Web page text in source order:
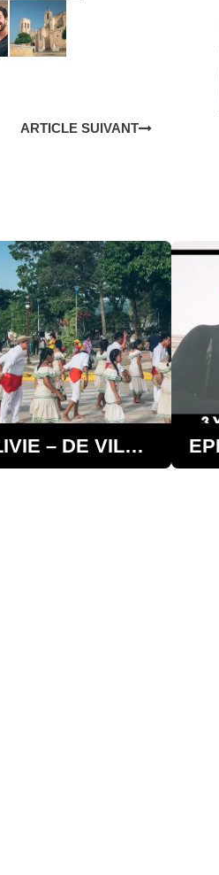
ARTICLE SUIVANT
BOLIVIE – DE VILLA CASCADA À RURRENABAQUE EN 156KM PAR KEVIN